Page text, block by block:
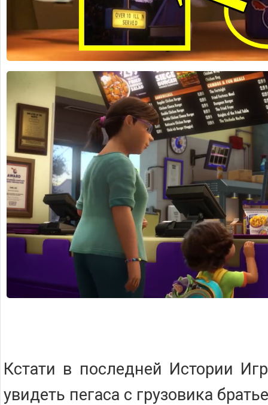
Кстати в последней Истории
увидеть пегаса с грузовика